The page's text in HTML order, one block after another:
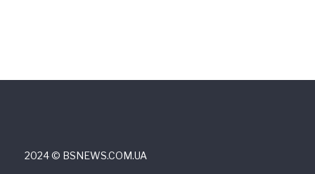
2024 © ВSNEWS.COM.UA